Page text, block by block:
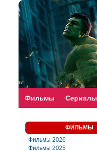
faste-torrent.com
Фильмы Сериалы
ФИЛЬМЫ
Фильмы 2026
Фильмы 2025